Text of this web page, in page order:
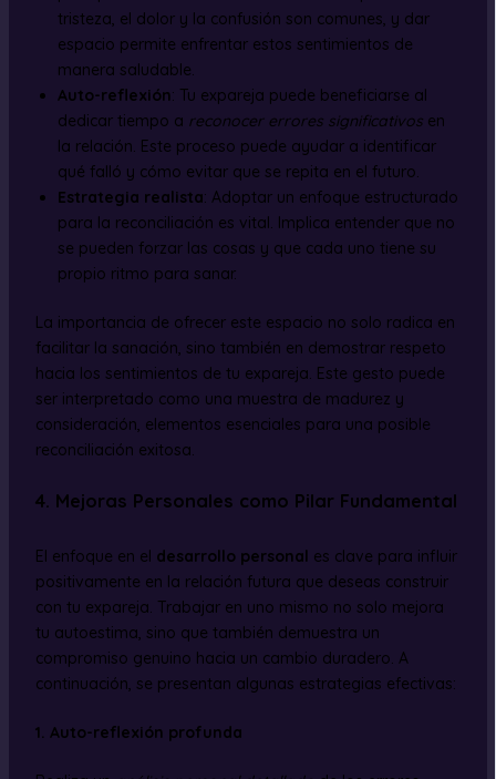
tristeza, el dolor y la confusión son comunes, y dar
espacio permite enfrentar estos sentimientos de
manera saludable.
Auto-reflexión: Tu expareja puede beneficiarse al
dedicar tiempo a reconocer errores significativosen
la relación. Este proceso puede ayudar a identificar
qué falló y cómo evitar que se repita en el futuro.
Estrategia realista: Adoptar un enfoque estructurado
para la reconciliación es vital. Implica entender que no
se pueden forzar las cosas y que cada uno tiene su
propio ritmo para sanar.
La importancia de ofrecer este espacio no solo radica en
facilitar la sanación, sino también en demostrar respeto
hacia los sentimientos de tu expareja. Este gesto puede
ser interpretado como una muestra de madurez y
consideración, elementos esenciales para una posible
reconciliación exitosa.
4. Mejoras Personales como Pilar Fundamental
El enfoque en el desarrollo personal es clave para influir
positivamente en la relación futura que deseas construir
con tu expareja. Trabajar en uno mismo no solo mejora
tu autoestima, sino que también demuestra un
compromiso genuino hacia un cambio duradero. A
continuación, se presentan algunas estrategias efectivas:
1. Auto-reflexión profunda